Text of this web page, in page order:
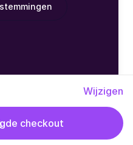
Wijzigen
checkout